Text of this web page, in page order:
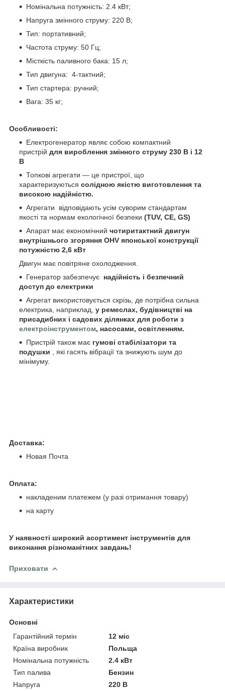
Номінальна потужність: 2.4 кВт;
Напруга змінного струму: 220 В;
Тип: портативний;
Частота струму: 50 Гц;
Місткість паливного бака: 15 л;
Тип двигуна: 4-тактний;
Тип стартера: ручний;
Вага: 35 кг;
Особливості:
Електрогенератор являє собою компактний
пристрій для вироблення змінного струму 230 В і 12
В
Топкові агрегати — це пристрої, що
характеризуються солідною якістю виготовлення та
високою надійністю.
Агрегати
відповідають усім суворим стандартам
якості та нормам екологічної безпеки (TUV, CE, GS)
Апарат має економічний чотиритактний двигун
внутрішнього згоряння OHV японської конструкції
потужністю 2,6 кВт
Двигун має повітряне охолодження.
Генератор забезпечує надійність і безпечний
доступ до електрики
Агрегат використовується скрізь, де потрібна сильна
електрика, наприклад, у ремеслах, будівництві на
присадибних і садових ділянках для роботи з
електроінструментом, насосами, освітленням.
Пристрій також має гумові стабілізатори та
подушки , які гасять вібрації та знижують шум до
мінімуму.
Доставка:
Новая Почта
Оплата:
накладеним платежем (у разі отримання товару)
на карту
У наявності широкий асортимент інструментів для
виконання різноманітних завдань!
Приховати
Характеристики
Основні
Гарантійний термін
12 міс
Країна виробник
Польща
Номінальна потужність
2.4 кВт
Тип палива
Бензин
Напруга
220 В